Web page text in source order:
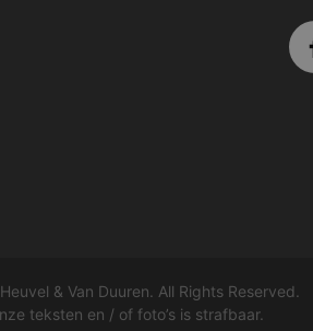
& Van Duuren. All Rights Reserved.
teksten en / of foto’s is strafbaar.